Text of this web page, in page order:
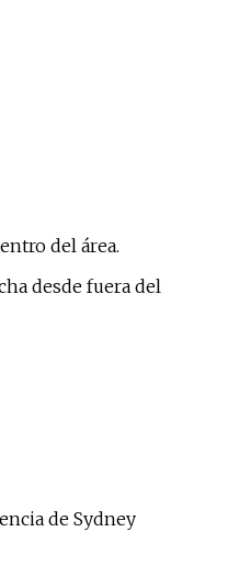
del área.
desde fuera del
de Sydney